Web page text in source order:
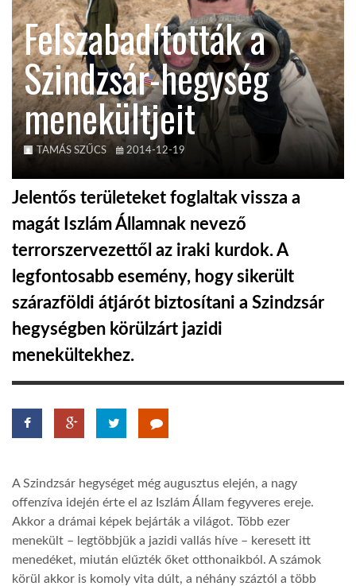
KÖZEL-KELET
AUSZTRÁLIA
A VILÁG ITTHON
HÍR3D
TROPICALMAGAZIN
A NAP SZÉPE
LINKTR.EE
Felszabadították a
Szindzsár-hegység
menekültjeit
TAMÁS SZŰCS 2014-12-19
Jelentős területeket foglaltak vissza a
magát Iszlám Államnak nevező
terrorszervezettől az iraki kurdok. A
legfontosabb esemény, hogy sikerült
szárazföldi átjárót biztosítani a Szindzsár
hegységben körülzárt jazidi
menekültekhez.
A Szindzsár hegységet még augusztus elején, a nagy
offenzíva idején érte el az Iszlám Állam fegyveres ereje.
Akkor a drámai képek bejárták a világot. Több ezer
menekült – legtöbbjük a jazidi vallás híve – keresett itt
menedéket, miután elűzték őket otthonaikból. A számok
körül akkor is komoly vita dúlt, a néhány száztól a több